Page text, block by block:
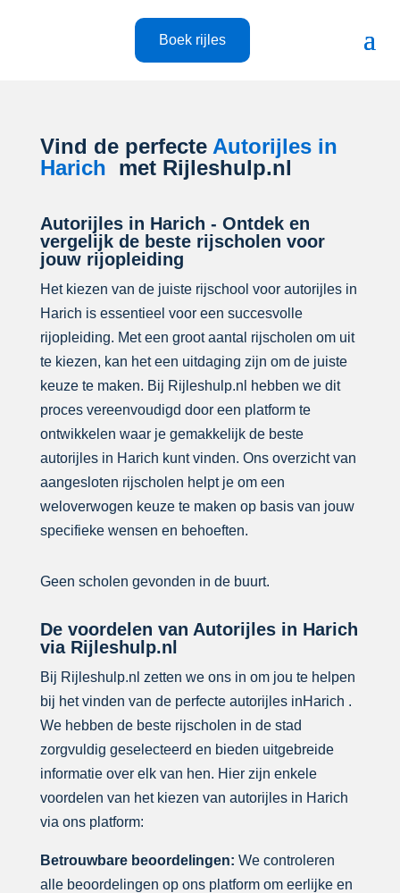
Boek rijles
Vind de perfecte Autorijles in
Harich met Rijleshulp.nl
Autorijles in Harich - Ontdek en
vergelijk de beste rijscholen voor
jouw rijopleiding
Het kiezen van de juiste rijschool voor autorijles in
Harich is essentieel voor een succesvolle
rijopleiding. Met een groot aantal rijscholen om uit
te kiezen, kan het een uitdaging zijn om de juiste
keuze te maken. Bij Rijleshulp.nl hebben we dit
proces vereenvoudigd door een platform te
ontwikkelen waar je gemakkelijk de beste
autorijles in Harich kunt vinden. Ons overzicht van
aangesloten rijscholen helpt je om een
weloverwogen keuze te maken op basis van jouw
specifieke wensen en behoeften.
Geen scholen gevonden in de buurt.
De voordelen van Autorijles in Harich
via Rijleshulp.nl
Bij Rijleshulp.nl zetten we ons in om jou te helpen
bij het vinden van de perfecte autorijles inHarich .
We hebben de beste rijscholen in de stad
zorgvuldig geselecteerd en bieden uitgebreide
informatie over elk van hen. Hier zijn enkele
voordelen van het kiezen van autorijles in Harich
via ons platform:
Betrouwbare beoordelingen: We controleren
alle beoordelingen op ons platform om eerlijke en